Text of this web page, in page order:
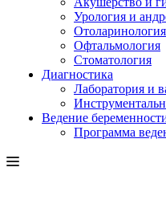
Урология и
Отоларинология
Офтальмология
Стоматология
Диагностика
Лаборатория и
Ведение
Программа